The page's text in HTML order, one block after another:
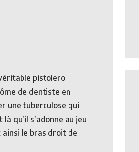
pistolero
de dentiste en
une tuberculose qui
qu’il s’adonne au jeu
le bras droit de